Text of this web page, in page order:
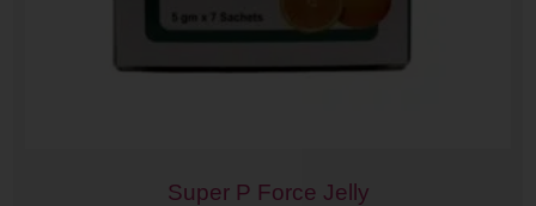
Super P Force Jelly